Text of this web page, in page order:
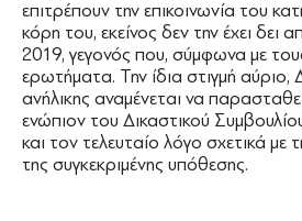
επιτρέπουν την επικοινωνία του
κόρη του, εκείνος δεν την έχει δει
2019, γεγονός που, σύμφωνα με
ερωτήματα. Την ίδια στιγμή αύριο,
ανήλικης αναμένεται να
ενώπιον του Δικαστικού
και τον τελευταίο λόγο σχετικά με
της